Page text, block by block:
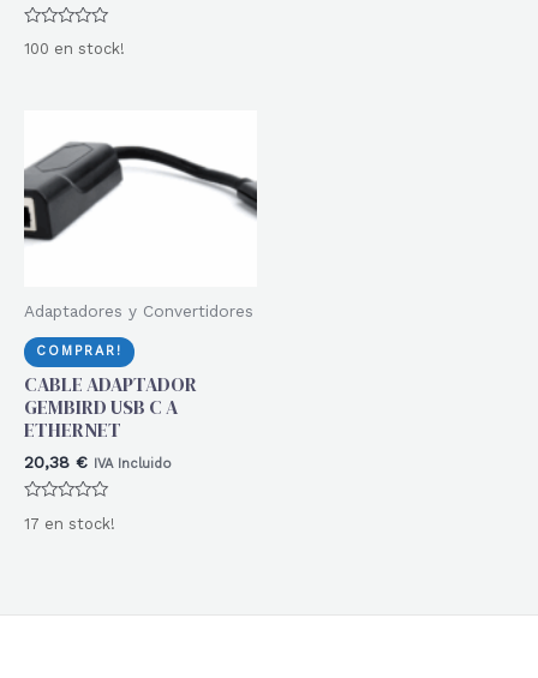
con
100 en stock!
Adaptadores y Convertidores
COMPRAR!
CABLE ADAPTADOR
GEMBIRD USB C A
ETHERNET
20,38 € IVA Incluido
con
17 en stock!